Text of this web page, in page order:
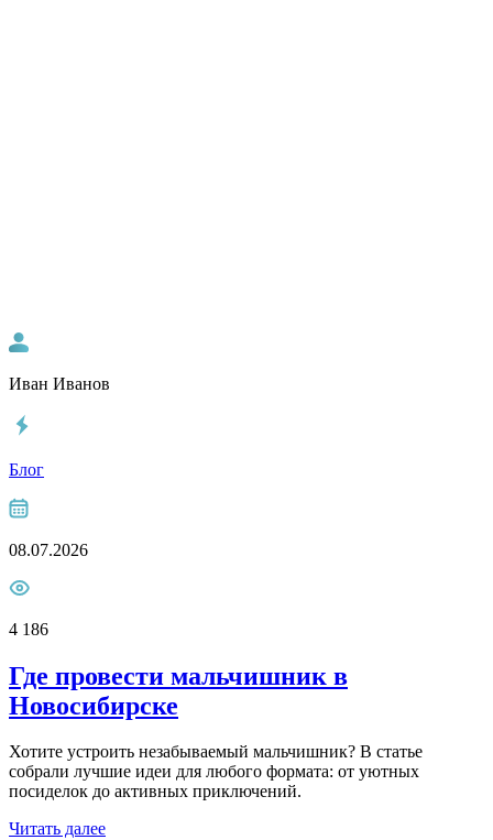
Иван Иванов
Блог
08.07.2026
4 186
Где провести мальчишник в
Новосибирске
Хотите устроить незабываемый мальчишник? В статье
собрали лучшие идеи для любого формата: от уютных
посиделок до активных приключений.
Читать далее